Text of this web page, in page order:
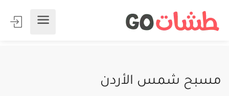
مسبح شمس الأردن